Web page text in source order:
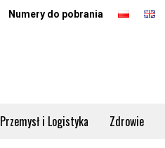
Numery do pobrania
Przemysł i Logistyka Zdrowie